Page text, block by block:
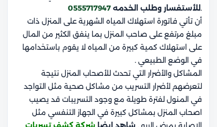
.للأستفسار وطلب الخدمه 0555717947
أن تأتي فاتورة استهلاك المياه الشهرية على المنزل ذات
مبلغ مرتفع على صاحب المنزل بما ينفق الكثير من المال
على استهلاك كمية كبيرة من المياه لا يقوم باستخدامها
في الوضع الطبيعي .
المشاكل والأضرار التي تحدث للأصحاب المنزل نتيجة
لتعرضهم لأضرار التسريب من مشاكل صحية مثل التواجد
في المنول لفترة طويلة مع وجود التسريبات قد يصيب
اصحاب المنزل بمشاكل كبيرة في الجهاز التنفسي مثل